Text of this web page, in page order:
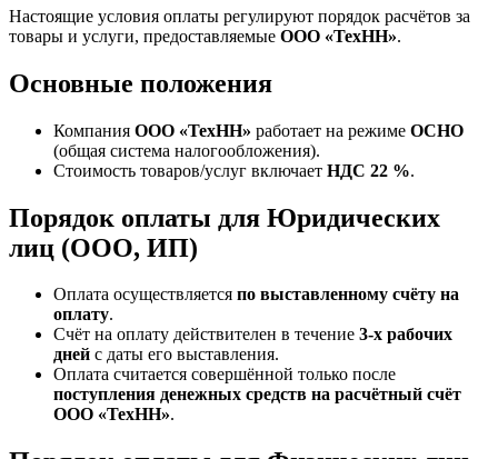
Настоящие условия оплаты регулируют порядок расчётов за
товары и услуги, предоставляемые ООО «ТехНН».
Основные положения
Компания ООО «ТехНН» работает на режиме ОСНО
(общая система налогообложения).
Стоимость товаров/услуг включает НДС 22 %.
Порядок оплаты для Юридических
лиц (ООО, ИП)
Оплата осуществляется по выставленному счёту на
оплату.
Счёт на оплату действителен в течение 3‑х рабочих
дней с даты его выставления.
Оплата считается совершённой только после
поступления денежных средств на расчётный счёт
ООО «ТехНН».